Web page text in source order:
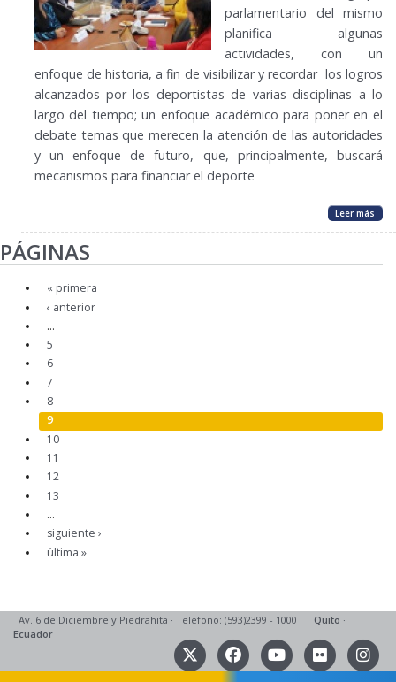
parlamentario del mismo
planifica algunas
actividades, con un
enfoque de historia, a fin de visibilizar y recordar los logros
alcanzados por los deportistas de varias disciplinas a lo
largo del tiempo; un enfoque académico para poner en el
debate temas que merecen la atención de las autoridades
y un enfoque de futuro, que, principalmente, buscará
mecanismos para financiar el deporte
Leer más
PÁGINAS
« primera
‹ anterior
…
5
6
7
8
9
10
11
12
13
…
siguiente ›
última »
Av. 6 de Diciembre y Piedrahita · Teléfono: (593)2399 - 1000 | Quito ·
Ecuador